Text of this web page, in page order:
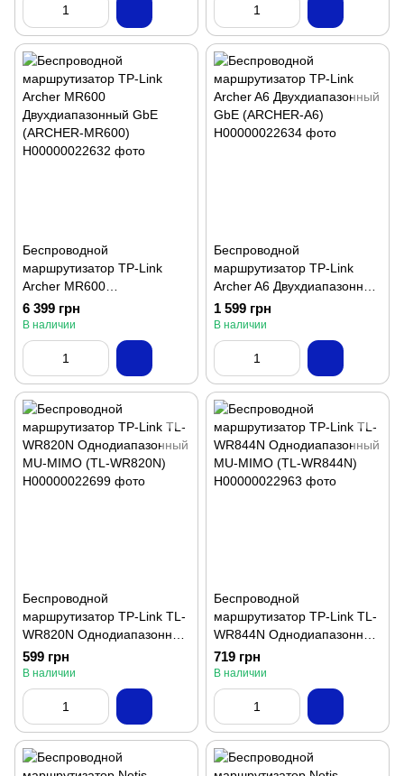
Беспроводной
маршрутизатор TP-Link
Archer MR600
Двухдиапазонный GbE
(ARCHER-MR600)
6 399 грн
В наличии
Беспроводной
маршрутизатор TP-Link
Archer A6 Двухдиапазонный
GbE (ARCHER-A6)
1 599 грн
В наличии
Беспроводной
маршрутизатор TP-Link TL-
WR820N Однодиапазонный
MU-MIMO (TL-WR820N)
599 грн
В наличии
Беспроводной
маршрутизатор TP-Link TL-
WR844N Однодиапазонный
MU-MIMO (TL-WR844N)
719 грн
В наличии